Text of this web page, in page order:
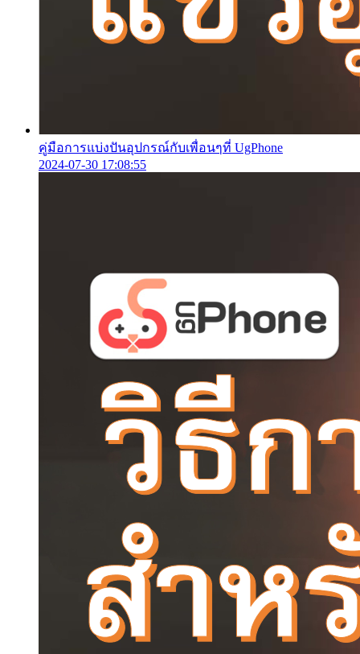
คู่มือการแบ่งปันอุปกรณ์กับเพื่อนๆที่ UgPhone
2024-07-30 17:08:55